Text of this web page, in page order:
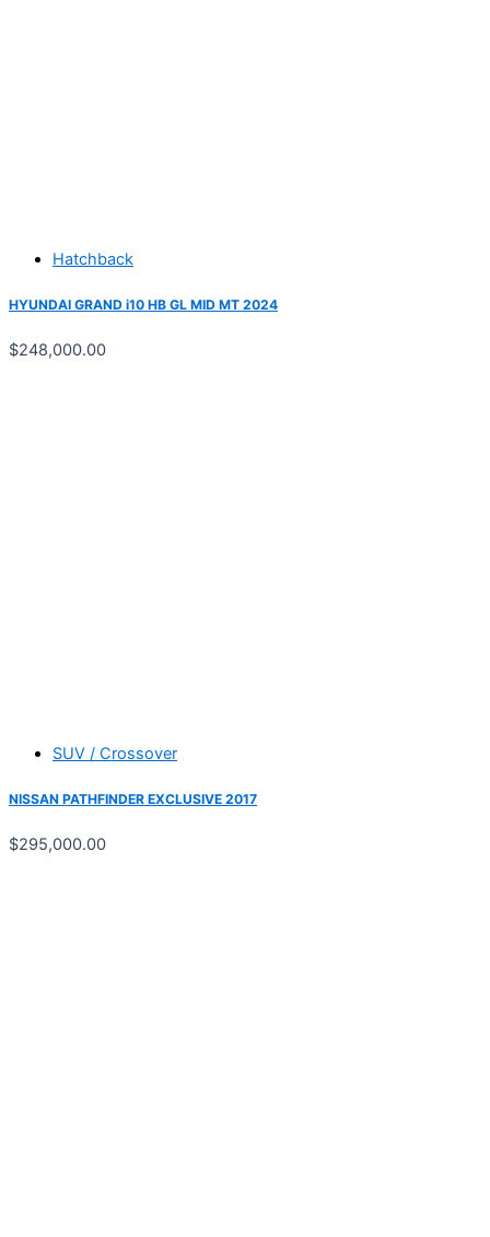
Hatchback
HYUNDAI GRAND i10 HB GL MID MT 2024
$248,000.00
SUV / Crossover
NISSAN PATHFINDER EXCLUSIVE 2017
$295,000.00